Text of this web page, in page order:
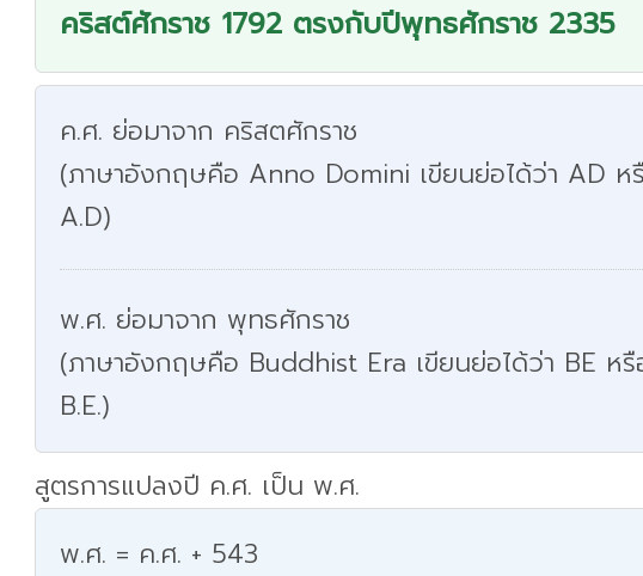
คริสต์ศักราช 1792 ตรงกับปีพุทธศักราช 2335
ค.ศ. ย่อมาจาก คริสตศักราช
(ภาษาอังกฤษคือ Anno Domini เขียนย่อได้ว่า AD ห
A.D)
พ.ศ. ย่อมาจาก พุทธศักราช
(ภาษาอังกฤษคือ Buddhist Era เขียนย่อได้ว่า BE ห
B.E.)
สูตรการแปลงปี ค.ศ. เป็น พ.ศ.
พ.ศ. = ค.ศ. + 543